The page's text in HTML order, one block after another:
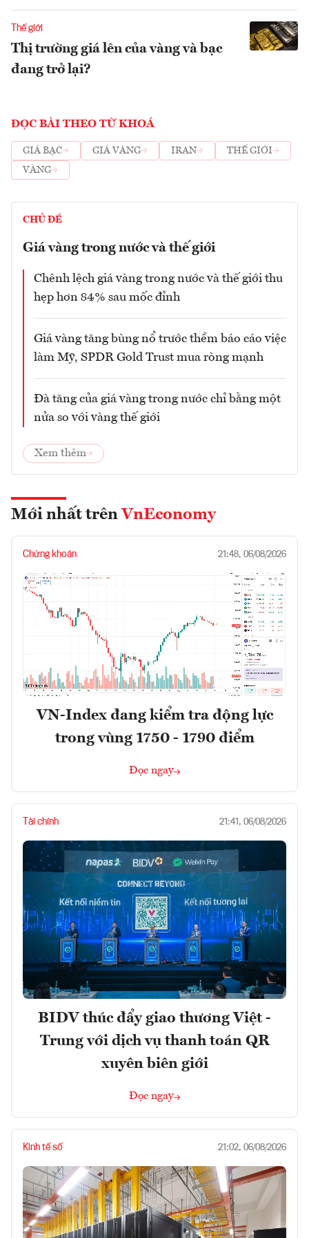
Thế giới
Thị trường giá lên của vàng và bạc
đang trở lại?
ĐỌC BÀI THEO TỪ KHOÁ
GIÁ BẠC GIÁ VÀNG IRAN
THẾ GIỚI
VÀNG
CHỦ ĐỀ
Giá vàng trong nước và thế giới
Chênh lệch giá vàng trong nước và thế giới thu
hẹp hơn 84% sau mốc đỉnh
Giá vàng tăng bùng nổ trước thềm báo cáo việc
làm Mỹ, SPDR Gold Trust mua ròng mạnh
Đà tăng của giá vàng trong nước chỉ bằng một
nửa so với vàng thế giới
Xem thêm
Mới nhất trên VnEconomy
Chứng khoán 21:48, 06/08/2026
VN-Index đang kiểm tra động lực
trong vùng 1750 - 1790 điểm
Đọc ngay
Tài chính 21:41, 06/08/2026
BIDV thúc đẩy giao thương Việt -
Trung với dịch vụ thanh toán QR
xuyên biên giới
Đọc ngay
Kinh tế số 21:02, 06/08/2026